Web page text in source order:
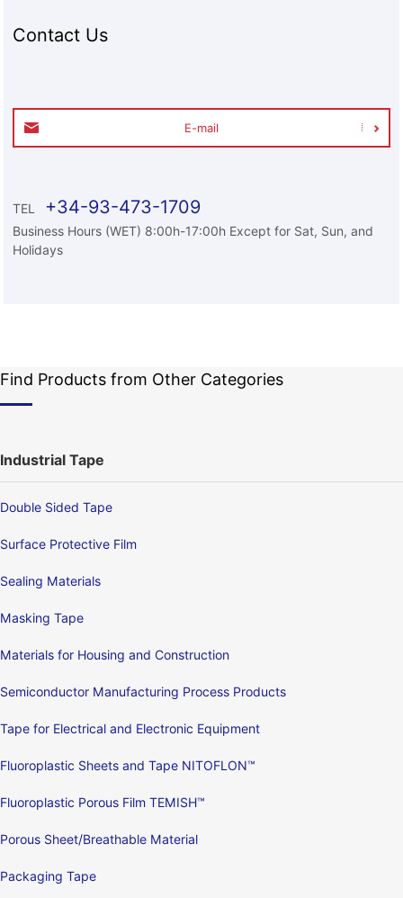
Contact Us
E-mail
TEL +34-93-473-1709
Business Hours (WET) 8:00h-17:00h Except for Sat, Sun, and
Holidays
Find Products from Other Categories
Industrial Tape
Double Sided Tape
Surface Protective Film
Sealing Materials
Masking Tape
Materials for Housing and Construction
Semiconductor Manufacturing Process Products
Tape for Electrical and Electronic Equipment
Fluoroplastic Sheets and Tape NITOFLON™
Fluoroplastic Porous Film TEMISH™
Porous Sheet/Breathable Material
Packaging Tape